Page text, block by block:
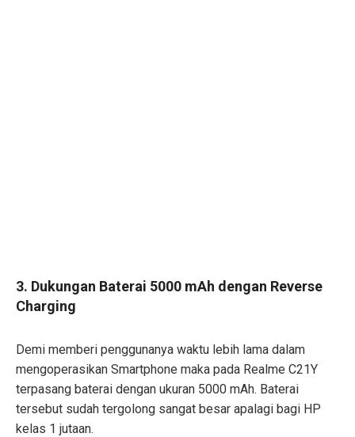
3. Dukungan Baterai 5000 mAh dengan Reverse
Charging
Demi memberi penggunanya waktu lebih lama dalam
mengoperasikan Smartphone maka pada Realme C21Y
terpasang baterai dengan ukuran 5000 mAh. Baterai
tersebut sudah tergolong sangat besar apalagi bagi HP
kelas 1 jutaan.